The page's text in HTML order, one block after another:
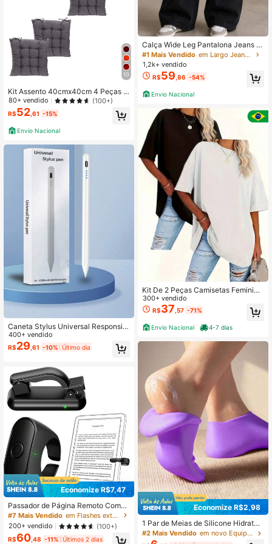
10
Kit Assento 40cmx40cm 4 Peças F
uton Oxford Liso
80+ vendido (100+)
R$52 ,61 -15%
Envio Nacional
Caneta Stylus Universal Responsiv
a, Adequada para Tablets, Smartph
ones, Compatível com iOS, Android,
para Desenho, Jogos e Escrita em 2
400+ vendido
R$29 ,61 -10% Último dia
Economize R$7,47
Passador de Página Remoto Compa
tível com Kindle Paperwhite Oasis
Scribe Leitores de E-Book e Tablet
s, para Ler Romances, Gravar Vídeo
s e Fotos, Disparo Remoto, 2pcs/1 P
#7 Mais Vendido
em Flashes externos para celular e luzes para self
200+ vendido
(100+)
R$60 ,48 -11% Últimos 2 dias
Calça Wide Leg Pantalona Jeans F
eminina Cintura Alta Levanta Bumb
um PLUS Size TAM 36 AO 54
#1 Mais Vendido
em Largo Jeans Plus Size
1,2k+ vendido
R$59 ,86 -54%
Envio Nacional
Kit De 2 Peças Camisetas Feminina
s Lisas Oversized 100% Algodão C
amisa Malha Premium Blusa Casual
Básica
300+ vendido
R$37 ,57 -71%
Envio Nacional 4-7 dias
Economize R$2,98
1 Par de Meias de Silicone Hidratan
tes para Cuidados com os Pés, Mac
ias e Elásticas, Removedoras de Pel
#2 Mais Vendido em novo Equipamento de proteção diária